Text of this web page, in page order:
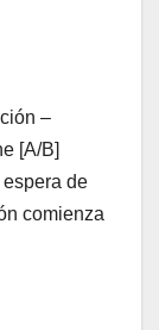
–
[A/B]
de
comienza